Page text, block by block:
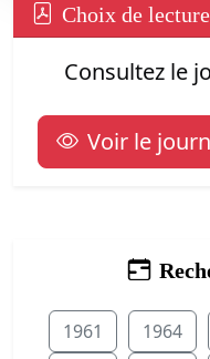
Choix de lecture
Consultez le
Voir le
1961 1964